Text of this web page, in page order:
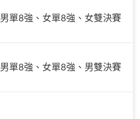
男單8強、女單8強、女雙決賽
男單8強、女單8強、男雙決賽